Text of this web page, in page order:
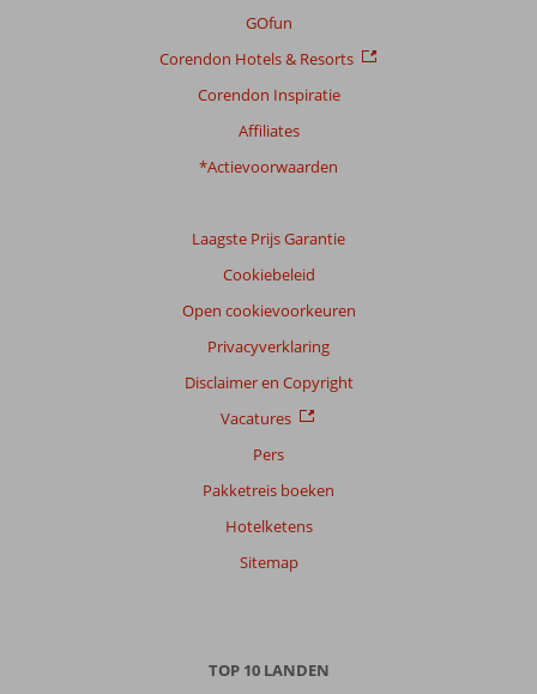
GOfun
Corendon Hotels & Resorts
Corendon Inspiratie
Affiliates
*Actievoorwaarden
Laagste Prijs Garantie
Cookiebeleid
Open cookievoorkeuren
Privacyverklaring
Disclaimer en Copyright
Vacatures
Pers
Pakketreis boeken
Hotelketens
Sitemap
TOP 10 LANDEN